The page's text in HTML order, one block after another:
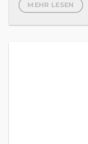
MEHR LESEN